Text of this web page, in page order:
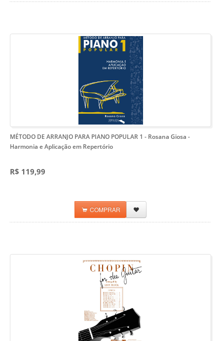
MÉTODO DE ARRANJO PARA PIANO POPULAR 1 - Rosana Giosa -
Harmonia e Aplicação em Repertório
R$ 119,99
COMPRAR